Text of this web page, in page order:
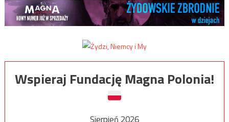
Wspieraj Fundację Magna Polonia!